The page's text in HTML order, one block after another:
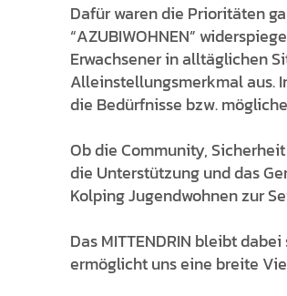
Dafür waren die Prioritäten
“AZUBIWOHNEN”
Erwachsener in alltäglichen
Alleinstellungsmerkmal aus.
die Bedürfnisse bzw.
Ob die Community,
die Unterstützung und das
Kolping Jugendwohnen zur
Das MITTENDRIN bleibt
ermöglicht uns eine breite